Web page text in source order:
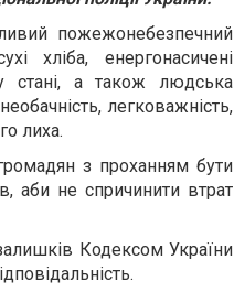
пожежонебезпечний
хліба, енергонасичені
стані, а також людська
легковажність,
лиха.
з проханням бути
аби не спричинити втрат
Кодексом України